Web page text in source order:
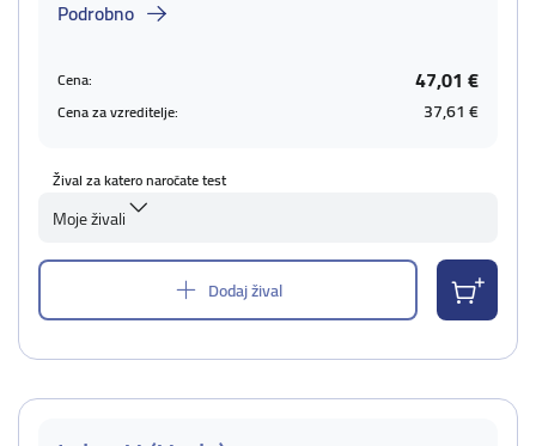
Podrobno
Cena: 47,01 €
Cena za vzreditelje: 37,61 €
Žival za katero naročate test
Moje živali
Dodaj žival